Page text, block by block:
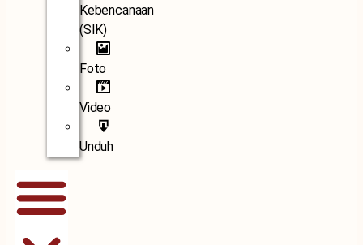
Kebencanaan
(SIK)
Foto
Video
Unduh